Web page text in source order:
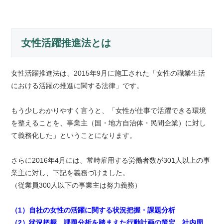
女性活躍推進法とは
女性活躍推進法は、2015年9月に施工された「女性の職業生活
における活躍の推進に関する法律」です。
もう少しわかりやすく言うと、「女性が仕事で活躍できる環境
を整えることを、事業主（国・地方自治体・民間企業）に対し
て義務化した」ということになります。
さらに2016年4月には、常時雇用する労働者数が301人以上の事
業主に対し、下記を義務づけました。
（従業員300人以下の事業主は努力義務）
（1）自社の女性の活躍に関する状況把握・課題分析